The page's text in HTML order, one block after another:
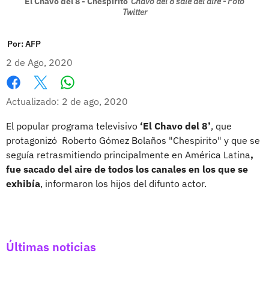
Twitter
Por:AFP
2 de Ago, 2020
Facebook
X
Actualizado: 2 de ago, 2020
El popular programa televisivo ‘El Chavo del 8’, que
protagonizó Roberto Gómez Bolaños "Chespirito" y que se
seguía retrasmitiendo principalmente en América Latina,
fue sacado del aire de todos los canales en los que se
exhibía, informaron los hijos del difunto actor.
Últimas noticias